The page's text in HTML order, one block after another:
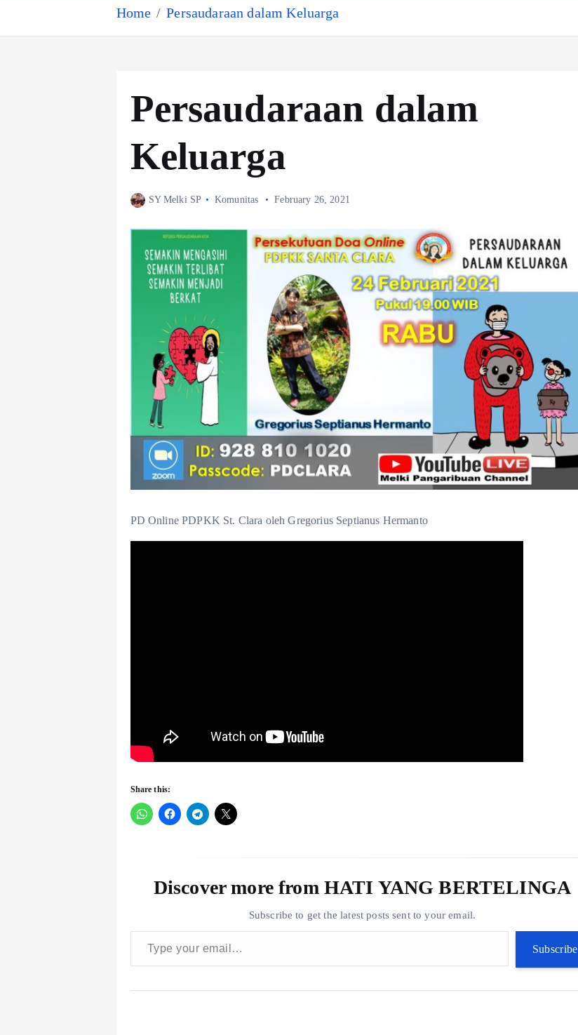
Home Persaudaraan dalam Keluarga
Persaudaraan dalam
Keluarga
SY Melki SP Komunitas February 26, 2021
PD Online PDPKK St. Clara oleh Gregorius Septianus Hermanto
Share this:
Discover more from HATI YANG BERTELINGA
Subscribe to get the latest posts sent to your email.
Type your email…
Subscribe